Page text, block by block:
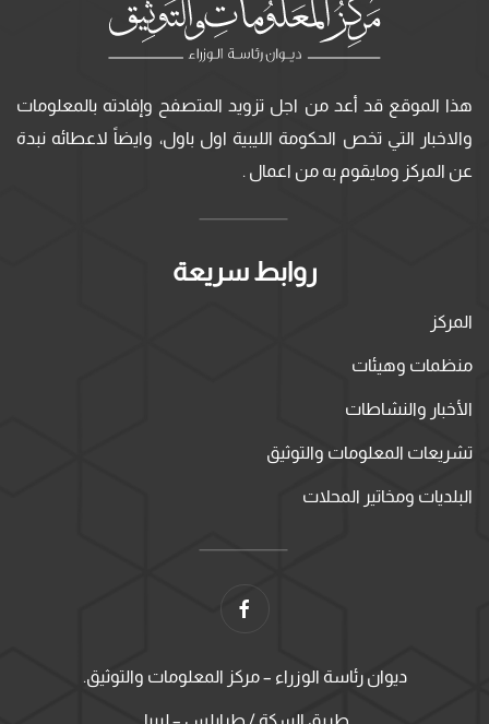
هذا الموقع قد أعد من اجل تزويد المتصفح وإفادته بالمعلومات
والاخبار التي تخص الحكومة الليبية اول باول، وايضاً لاعطائه نبدة
عن المركز ومايقوم به من اعمال .
روابط سريعة
المركز
منظمات وهيئات
الأخبار والنشاطات
تشريعات المعلومات والتوثيق
البلديات ومخاتير المحلات
ديوان رئاسة الوزراء – مركز المعلومات والتوثيق.